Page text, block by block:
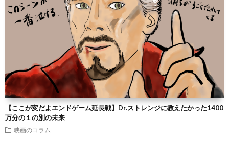
【ここが変だよエンドゲーム延長戦】Dr.ストレンジに教えたかった1400
万分の１の別の未来
映画のコラム